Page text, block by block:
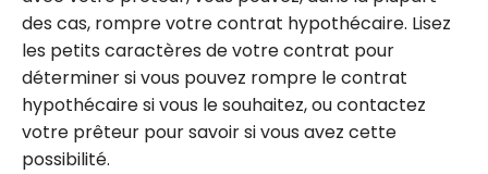
des cas, rompre votre contrat hypothécaire. Lisez
les petits caractères de votre contrat pour
déterminer si vous pouvez rompre le contrat
hypothécaire si vous le souhaitez, ou contactez
votre prêteur pour savoir si vous avez cette
possibilité.